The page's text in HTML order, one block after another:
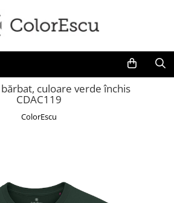
culoare verde închis
CDAC119
ColorEscu